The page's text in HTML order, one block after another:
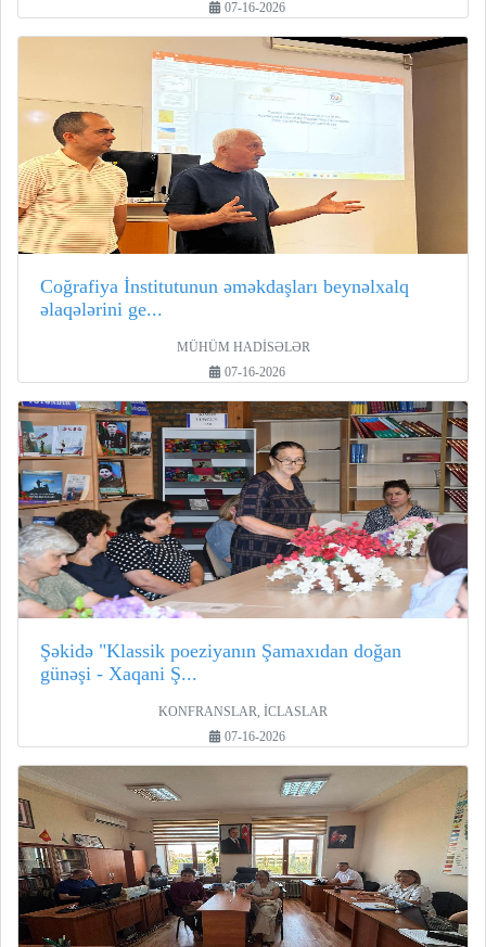
07-16-2026
Coğrafiya İnstitutunun əməkdaşları beynəlxalq
əlaqələrini ge...
MÜHÜM HADİSƏLƏR
07-16-2026
Şəkidə "Klassik poeziyanın Şamaxıdan doğan
günəşi - Xaqani Ş...
KONFRANSLAR, İCLASLAR
07-16-2026